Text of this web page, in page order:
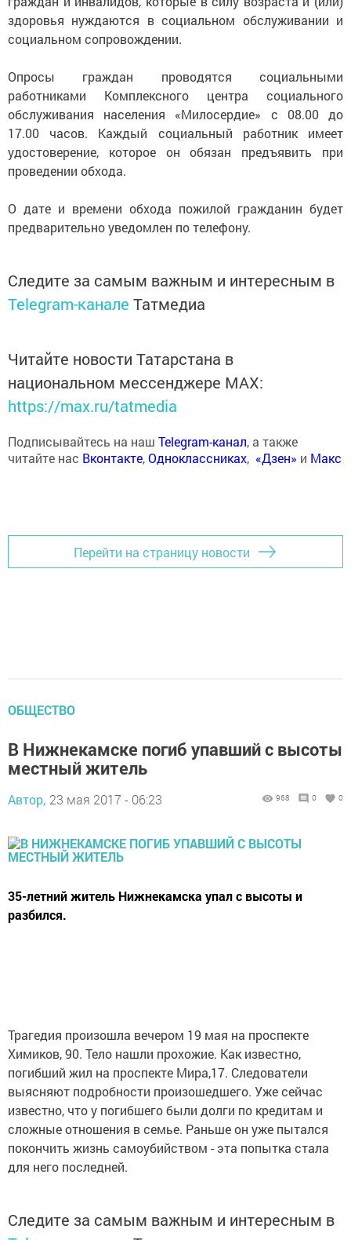
здоровья нуждаются в социальном обслуживании и
социальном сопровождении.
Опросы граждан проводятся социальными
работниками Комплексного центра социального
обслуживания населения «Милосердие» с 08.00 до
17.00 часов. Каждый социальный работник имеет
удостоверение, которое он обязан предъявить при
проведении обхода.
О дате и времени обхода пожилой гражданин будет
предварительно уведомлен по телефону.
Следите за самым важным и интересным в
Telegram-канале Татмедиа
Читайте новости Татарстана в
национальном мессенджере MАХ:
https://max.ru/tatmedia
Подписывайтесь на наш Telegram-канал, а также
читайте нас Вконтакте,Одноклассниках, «Дзен» и Макс
Перейти на страницу новости
ОБЩЕСТВО
В Нижнекамске погиб упавший с высоты
местный житель
Автор, 23 мая 2017 - 06:23 968 0 0
35-летний житель Нижнекамска упал с высоты и
разбился.
Трагедия произошла вечером 19 мая на проспекте
Химиков, 90. Тело нашли прохожие. Как известно,
погибший жил на проспекте Мира,17. Следователи
выясняют подробности произошедшего. Уже сейчас
известно, что у погибшего были долги по кредитам и
сложные отношения в семье. Раньше он уже пытался
покончить жизнь самоубийством - эта попытка стала
для него последней.
Следите за самым важным и интересным в